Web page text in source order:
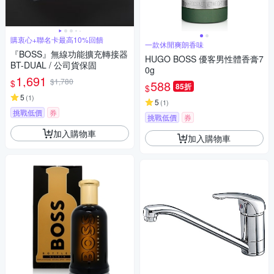
購衷心+聯名卡最高10%回饋
『BOSS』無線功能擴充轉接器
BT-DUAL / 公司貨保固
$1,691 $1,780
5 (1)
挑戰低價 券
加入購物車
一款休閒爽朗香味
HUGO BOSS 優客男性體香膏7
0g
$588 85折
5 (1)
挑戰低價 券
加入購物車